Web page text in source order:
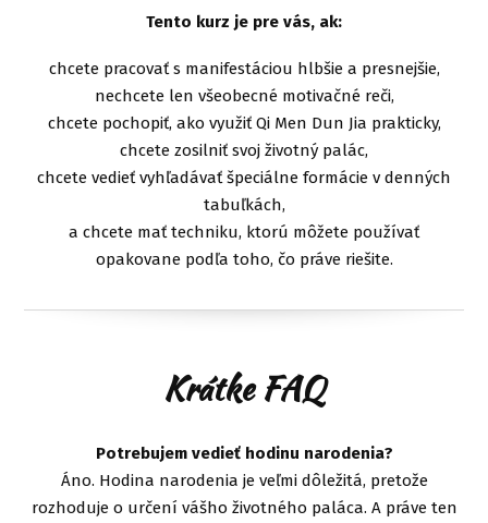
Tento kurz je pre vás, ak:
chcete pracovať s manifestáciou hlbšie a presnejšie,
nechcete len všeobecné motivačné reči,
chcete pochopiť, ako využiť Qi Men Dun Jia prakticky,
chcete zosilniť svoj životný palác,
chcete vedieť vyhľadávať špeciálne formácie v denných
tabuľkách,
a chcete mať techniku, ktorú môžete používať
opakovane podľa toho, čo práve riešite.
Krátke FAQ
Potrebujem vedieť hodinu narodenia?
Áno. Hodina narodenia je veľmi dôležitá, pretože
rozhoduje o určení vášho životného paláca. A práve ten